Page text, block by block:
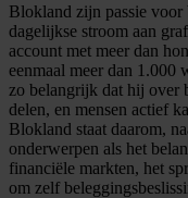
Blokland zijn passie
dagelijkse stroom aan
account met meer dan
eenmaal meer dan 1.000
zo belangrijk dat hij over
delen, en mensen actief
Blokland staat daarom,
onderwerpen als het
financiële markten, het
om zelf